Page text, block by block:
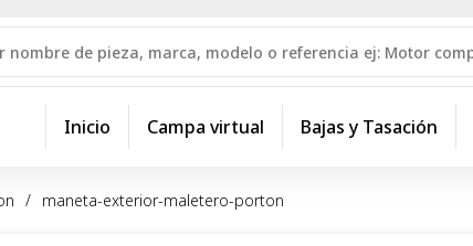
Inicio Campa virtual Bajas y Tasación
/ maneta-exterior-maletero-porton